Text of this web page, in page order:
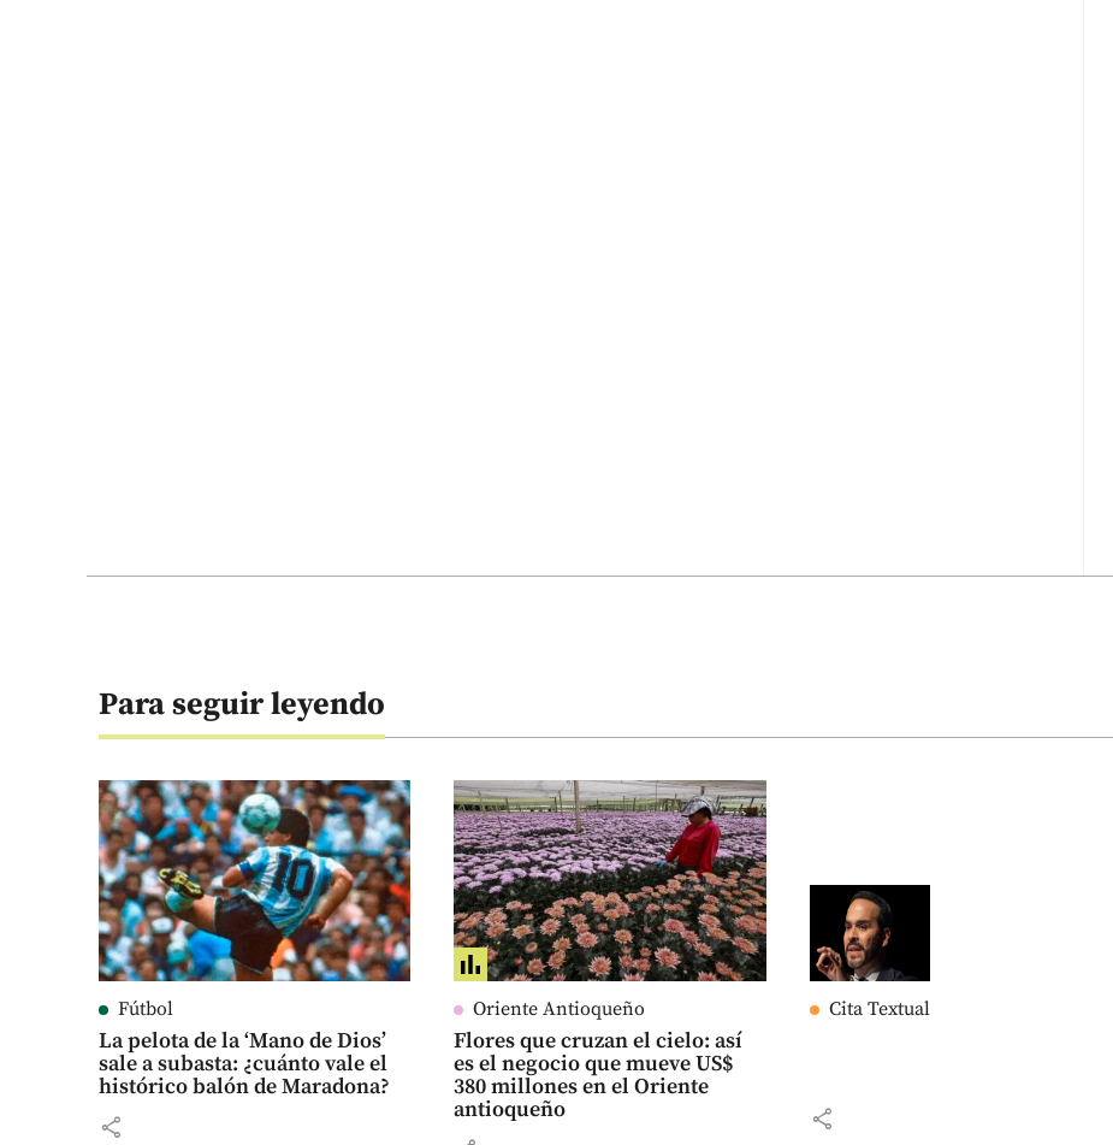
Para seguir leyendo
Fútbol
La pelota de la ‘Mano de Dios’
sale a subasta: ¿cuánto vale el
histórico balón de Maradona?
share
Oriente Antioqueño
Flores que cruzan el cielo: así
es el negocio que mueve US$
380 millones en el Oriente
antioqueño
Cita Textual
share